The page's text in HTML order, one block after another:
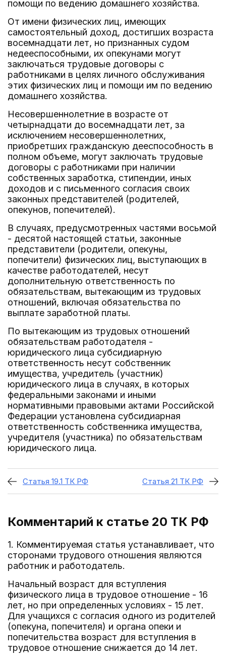
помощи по ведению домашнего хозяйства.
От имени физических лиц, имеющих
самостоятельный доход, достигших возраста
восемнадцати лет, но признанных судом
недееспособными, их опекунами могут
заключаться трудовые договоры с
работниками в целях личного обслуживания
этих физических лиц и помощи им по ведению
домашнего хозяйства.
Несовершеннолетние в возрасте от
четырнадцати до восемнадцати лет, за
исключением несовершеннолетних,
приобретших гражданскую дееспособность в
полном объеме, могут заключать трудовые
договоры с работниками при наличии
собственных заработка, стипендии, иных
доходов и с письменного согласия своих
законных представителей (родителей,
опекунов, попечителей).
В случаях, предусмотренных частями восьмой
- десятой настоящей статьи, законные
представители (родители, опекуны,
попечители) физических лиц, выступающих в
качестве работодателей, несут
дополнительную ответственность по
обязательствам, вытекающим из трудовых
отношений, включая обязательства по
выплате заработной платы.
По вытекающим из трудовых отношений
обязательствам работодателя -
юридического лица субсидиарную
ответственность несут собственник
имущества, учредитель (участник)
юридического лица в случаях, в которых
федеральными законами и иными
нормативными правовыми актами Российской
Федерации установлена субсидиарная
ответственность собственника имущества,
учредителя (участника) по обязательствам
юридического лица.
Статья 19.1 ТК РФ Статья 21 ТК РФ
Комментарий к статье 20 ТК РФ
1. Комментируемая статья устанавливает, что
сторонами трудового отношения являются
работник и работодатель.
Начальный возраст для вступления
физического лица в трудовое отношение - 16
лет, но при определенных условиях - 15 лет.
Для учащихся с согласия одного из родителей
(опекуна, попечителя) и органа опеки и
попечительства возраст для вступления в
трудовое отношение снижается до 14 лет.